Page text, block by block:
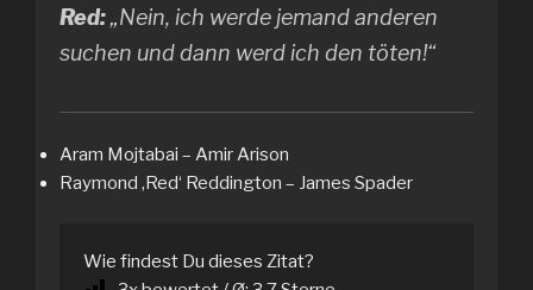
Red:„Nein, ich werde jemand anderen
suchen und dann werd ich den töten!“
Aram Mojtabai – Amir Arison
Raymond ‚Red‘ Reddington – James Spader
Wie findest Du dieses Zitat?